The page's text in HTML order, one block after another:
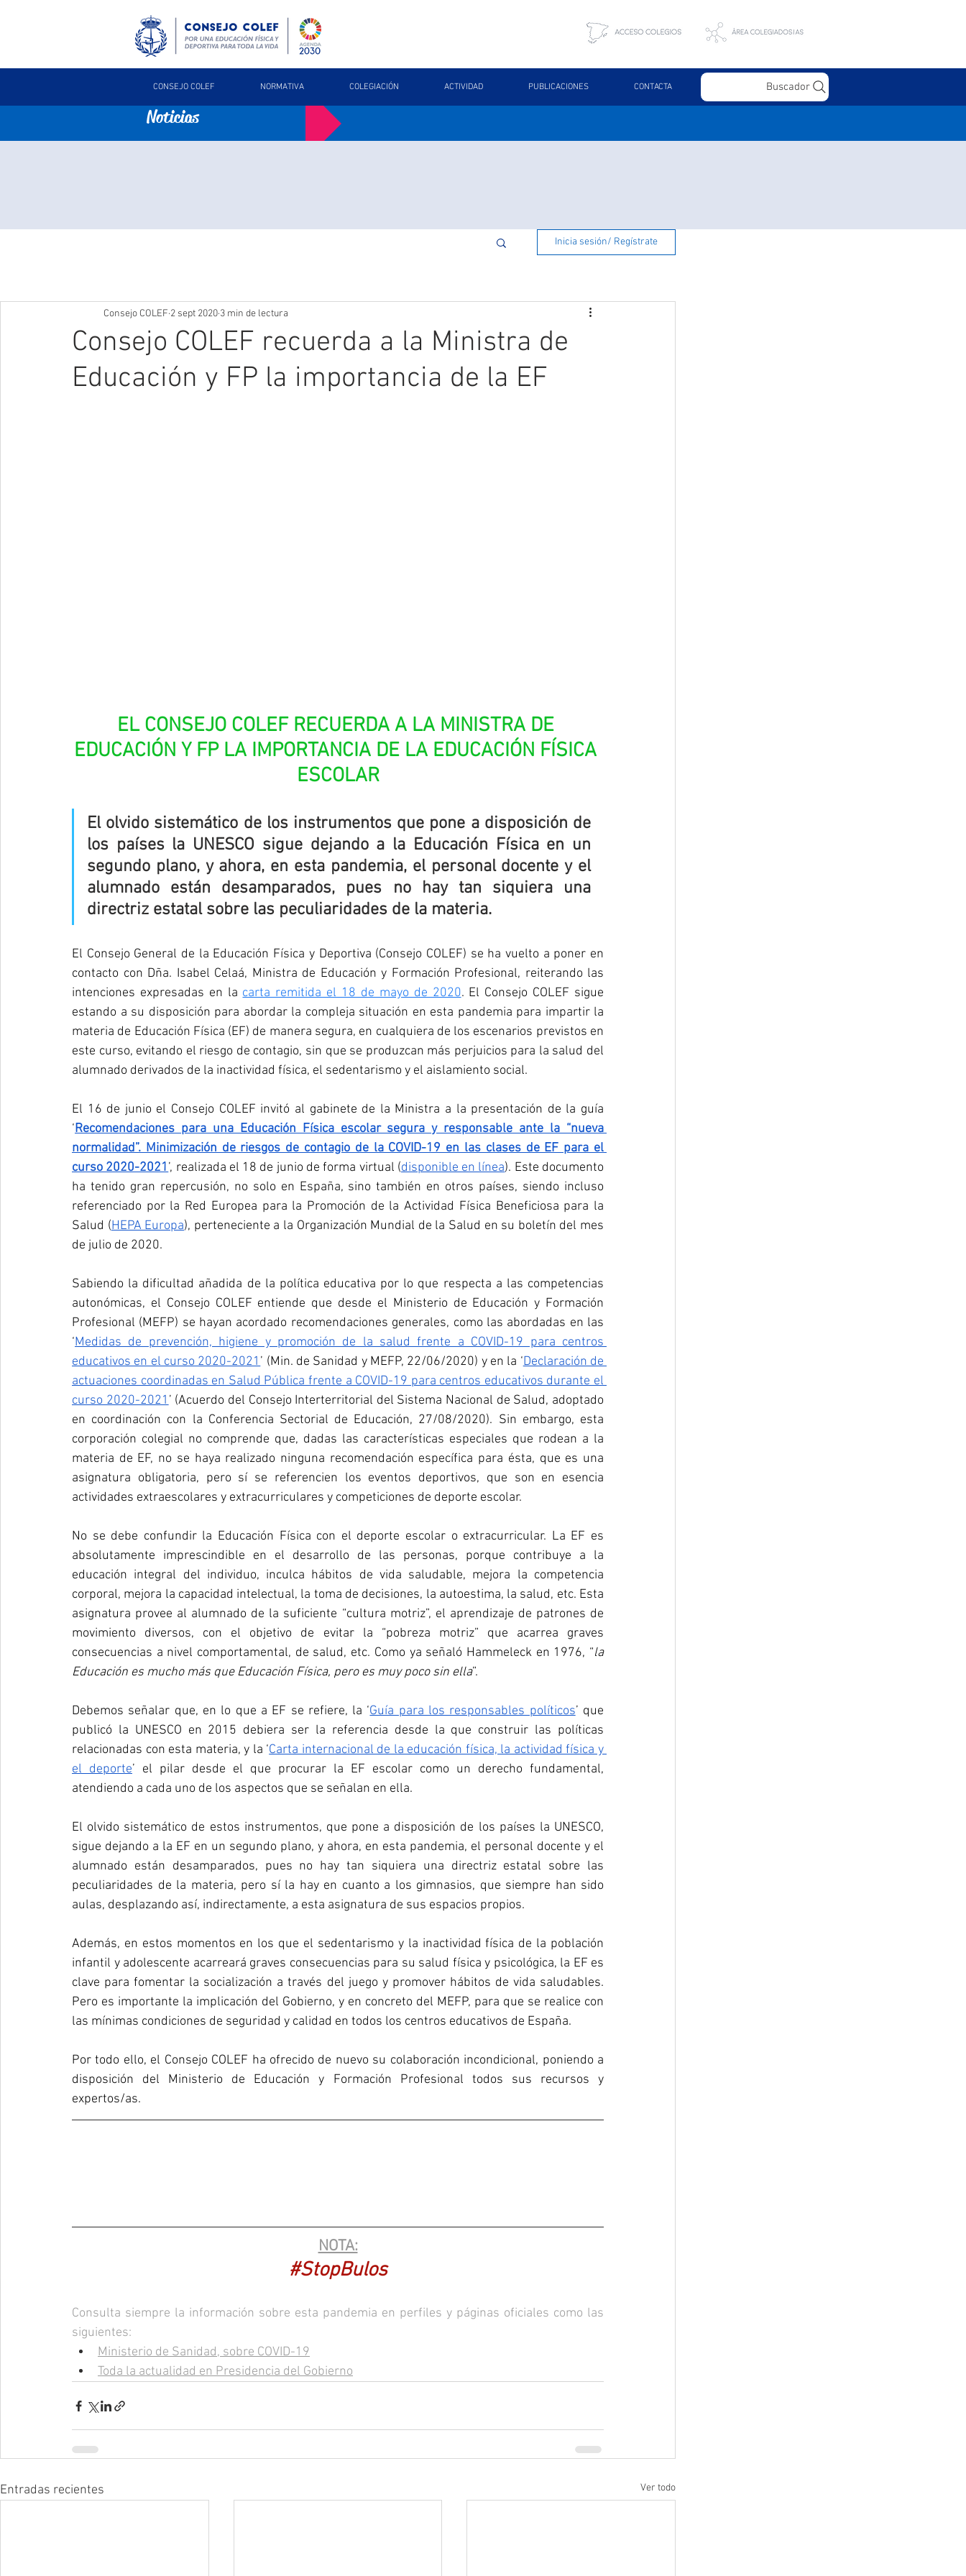
CONSEJO COLEF NORMATIVA COLEGIACIÓN ACTIVIDAD PUBLICACIONES CONTACTA Buscador
Noticias
Inicia sesión/ Regístrate
Consejo COLEF recuerda a la Ministra de
Educación y FP la importancia de la EF
Consejo COLEF 2 sept 2020 3 min de lectura
EL CONSEJO COLEF RECUERDA A LA MINISTRA DE
EDUCACIÓN Y FP LA IMPORTANCIA DE LA EDUCACIÓN FÍSICA
ESCOLAR
El olvido sistemático de los instrumentos que pone a disposición de
los países la UNESCO sigue dejando a la Educación Física en un
segundo plano, y ahora, en esta pandemia, el personal docente y el
alumnado están desamparados, pues no hay tan siquiera una
directriz estatal sobre las peculiaridades de la materia.
El Consejo General de la Educación Física y Deportiva (Consejo COLEF) se ha vuelto a poner en
contacto con Dña. Isabel Celaá, Ministra de Educación y Formación Profesional, reiterando las
intenciones expresadas en la carta remitida el 18 de mayo de 2020. El Consejo COLEF sigue
estando a su disposición para abordar la compleja situación en esta pandemia para impartir la
materia de Educación Física (EF) de manera segura, en cualquiera de los escenarios previstos en
este curso, evitando el riesgo de contagio, sin que se produzcan más perjuicios para la salud del
alumnado derivados de la inactividad física, el sedentarismo y el aislamiento social.
El 16 de junio el Consejo COLEF invitó al gabinete de la Ministra a la presentación de la guía
‘Recomendaciones para una Educación Física escolar segura y responsable ante la “nueva
normalidad”. Minimización de riesgos de contagio de la COVID-19 en las clases de EF para el
curso 2020-2021’, realizada el 18 de junio de forma virtual (disponible en línea). Este documento
ha tenido gran repercusión, no solo en España, sino también en otros países, siendo incluso
referenciado por la Red Europea para la Promoción de la Actividad Física Beneficiosa para la
Salud (HEPA Europa), perteneciente a la Organización Mundial de la Salud en su boletín del mes
de julio de 2020.
Sabiendo la dificultad añadida de la política educativa por lo que respecta a las competencias
autonómicas, el Consejo COLEF entiende que desde el Ministerio de Educación y Formación
Profesional (MEFP) se hayan acordado recomendaciones generales, como las abordadas en las
‘Medidas de prevención, higiene y promoción de la salud frente a COVID-19 para centros
educativos en el curso 2020-2021 ’ (Min. de Sanidad y MEFP, 22/06/2020) y en la ‘Declaración de
actuaciones coordinadas en Salud Pública frente a COVID-19 para centros educativos durante el
curso 2020-2021 ’ (Acuerdo del Consejo Interterritorial del Sistema Nacional de Salud, adoptado
en coordinación con la Conferencia Sectorial de Educación, 27/08/2020). Sin embargo, esta
corporación colegial no comprende que, dadas las características especiales que rodean a la
materia de EF, no se haya realizado ninguna recomendación específica para ésta, que es una
asignatura obligatoria, pero sí se referencien los eventos deportivos, que son en esencia
actividades extraescolares y extracurriculares y competiciones de deporte escolar.
No se debe confundir la Educación Física con el deporte escolar o extracurricular. La EF es
absolutamente imprescindible en el desarrollo de las personas, porque contribuye a la
educación integral del individuo, inculca hábitos de vida saludable, mejora la competencia
corporal, mejora la capacidad intelectual, la toma de decisiones, la autoestima, la salud, etc. Esta
asignatura provee al alumnado de la suficiente “cultura motriz”, el aprendizaje de patrones de
movimiento diversos, con el objetivo de evitar la “pobreza motriz” que acarrea graves
consecuencias a nivel comportamental, de salud, etc. Como ya señaló Hammeleck en 1976, “la
Educación es mucho más que Educación Física, pero es muy poco sin ella”.
Debemos señalar que, en lo que a EF se refiere, la ‘Guía para los responsables políticos’ que
publicó la UNESCO en 2015 debiera ser la referencia desde la que construir las políticas
relacionadas con esta materia, y la ‘Carta internacional de la educación física, la actividad física y
el deporte’ el pilar desde el que procurar la EF escolar como un derecho fundamental,
atendiendo a cada uno de los aspectos que se señalan en ella.
El olvido sistemático de estos instrumentos, que pone a disposición de los países la UNESCO,
sigue dejando a la EF en un segundo plano, y ahora, en esta pandemia, el personal docente y el
alumnado están desamparados, pues no hay tan siquiera una directriz estatal sobre las
peculiaridades de la materia, pero sí la hay en cuanto a los gimnasios, que siempre han sido
aulas, desplazando así, indirectamente, a esta asignatura de sus espacios propios.
Además, en estos momentos en los que el sedentarismo y la inactividad física de la población
infantil y adolescente acarreará graves consecuencias para su salud física y psicológica, la EF es
clave para fomentar la socialización a través del juego y promover hábitos de vida saludables.
Pero es importante la implicación del Gobierno, y en concreto del MEFP, para que se realice con
las mínimas condiciones de seguridad y calidad en todos los centros educativos de España.
Por todo ello, el Consejo COLEF ha ofrecido de nuevo su colaboración incondicional, poniendo a
disposición del Ministerio de Educación y Formación Profesional todos sus recursos y
expertos/as.
NOTA:
#StopBulos
Consulta siempre la información sobre esta pandemia en perfiles y páginas oficiales como las
siguientes:
Ministerio de Sanidad, sobre COVID-19
Toda la actualidad en Presidencia del Gobierno
Entradas recientes Ver todo